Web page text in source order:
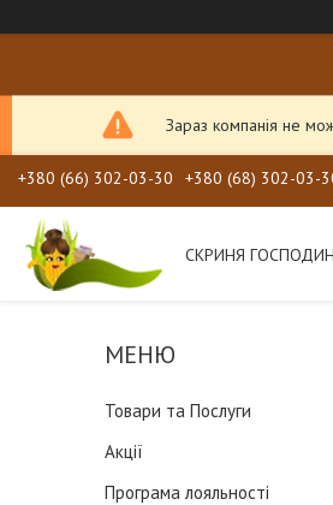
Зараз компанія не
+380 (66) 302-03-30 +380 (68) 302-03-
СКРИНЯ
Товари та Послуги
Акції
Програма лояльності